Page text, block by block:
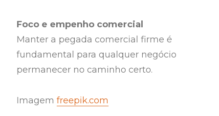
Foco e empenho comercial
Manter a pegada comercial firme é
fundamental para qualquer negócio
permanecer no caminho certo.
Imagemfreepik.com